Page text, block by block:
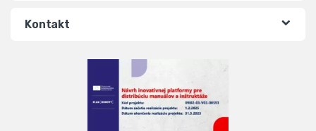
Aktuálne vypredané